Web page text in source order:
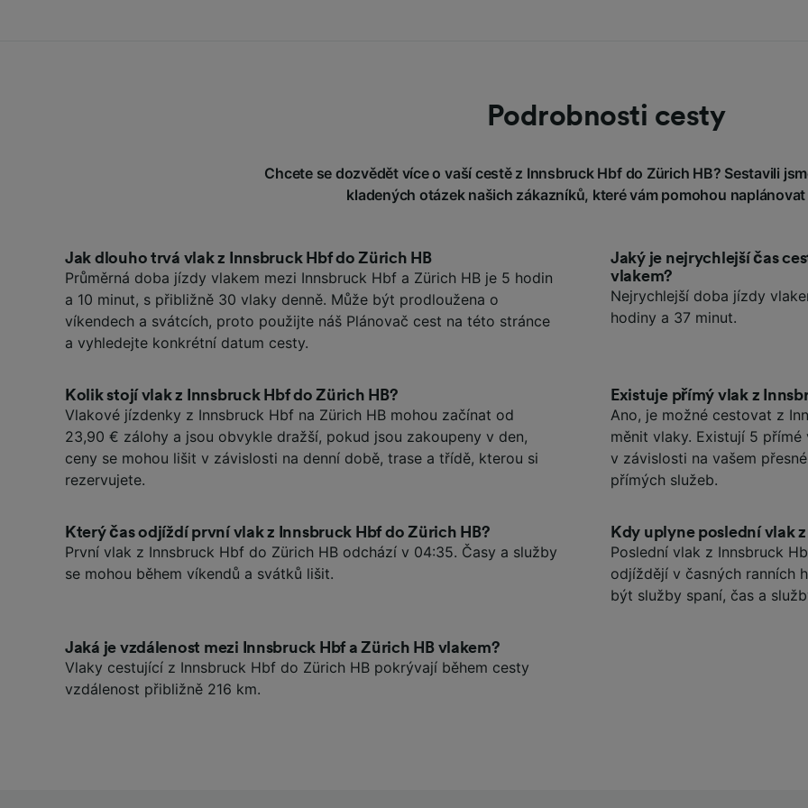
Podrobnosti cesty
Chcete se dozvědět více o vaší cestě z Innsbruck Hbf do Zürich HB? Sestavili
kladených otázek našich zákazníků, které vám pomohou
Jak dlouho trvá vlak z Innsbruck Hbf do Zürich HB
Průměrná doba jízdy vlakem mezi Innsbruck Hbf a Zürich HB je 5 hodin
a 10 minut, s přibližně 30 vlaky denně. Může být prodloužena o
víkendech a svátcích, proto použijte náš Plánovač cest na této stránce
a vyhledejte konkrétní datum cesty.
Jaký je nejrychlejší čas
vlakem?
Nejrychlejší doba jízdy
hodiny a 37 minut.
Kolik stojí vlak z Innsbruck Hbf do Zürich HB?
Vlakové jízdenky z Innsbruck Hbf na Zürich HB mohou začínat od
23,90 € zálohy a jsou obvykle dražší, pokud jsou zakoupeny v den,
ceny se mohou lišit v závislosti na denní době, trase a třídě, kterou si
rezervujete.
Existuje přímý vlak z
Ano, je možné cestovat z
měnit vlaky. Existují 5
v závislosti na vašem
přímých služeb.
Který čas odjíždí první vlak z Innsbruck Hbf do Zürich HB?
První vlak z Innsbruck Hbf do Zürich HB odchází v 04:35. Časy a služby
se mohou během víkendů a svátků lišit.
Kdy uplyne poslední vlak
Poslední vlak z Innsbruck
odjíždějí v časných ranních
být služby spaní, čas a
Jaká je vzdálenost mezi Innsbruck Hbf a Zürich HB vlakem?
Vlaky cestující z Innsbruck Hbf do Zürich HB pokrývají během cesty
vzdálenost přibližně 216 km.